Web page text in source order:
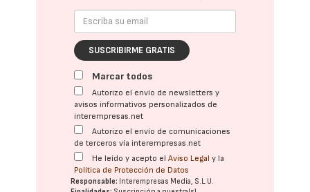
SUSCRIBIRME GRATIS
Marcar todos
Autorizo el envío de newsletters y
avisos informativos personalizados de
interempresas.net
Autorizo el envío de comunicaciones
de terceros vía interempresas.net
He leído y acepto elAviso Legal y la
Política de Protección de Datos
Responsable: Interempresas Media, S.L.U.